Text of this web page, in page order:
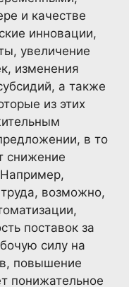
и качестве
инновации,
увеличение
изменения
а также
из этих
в то
снижение
возможно,
поставок за
силу на
повышение
понижательное